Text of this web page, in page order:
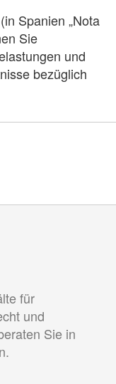
Spanien „Nota
Sie
und
bezüglich
für
und
Sie in